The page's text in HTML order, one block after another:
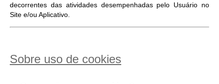
decorrentes das atividades desempenhadas pelo Usuário no
Site e/ou Aplicativo.
Sobre uso de cookies